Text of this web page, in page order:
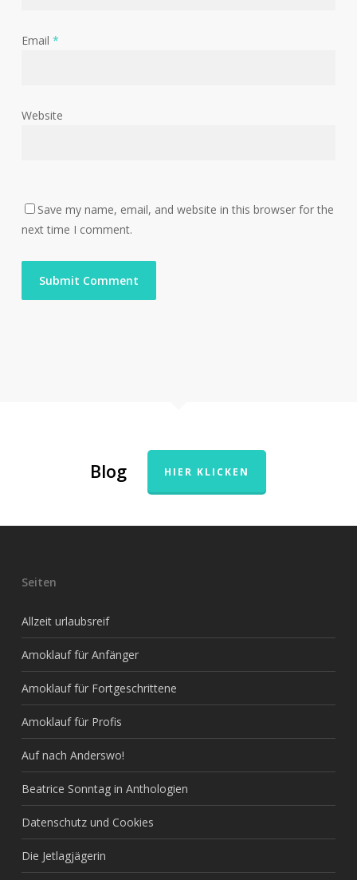
Email *
Website
Save my name, email, and website in this browser for the
next time I comment.
Blog HIER KLICKEN
Seiten
Allzeit urlaubsreif
Amoklauf für Anfänger
Amoklauf für Fortgeschrittene
Amoklauf für Profis
Auf nach Anderswo!
Beatrice Sonntag in Anthologien
Datenschutz und Cookies
Die Jetlagjägerin